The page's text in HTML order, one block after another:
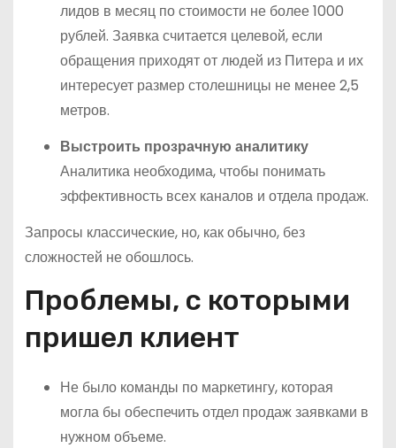
лидов в месяц по стоимости не более 1000
рублей. Заявка считается целевой, если
обращения приходят от людей из Питера и их
интересует размер столешницы не менее 2,5
метров.
Выстроить прозрачную аналитику
Аналитика необходима, чтобы понимать
эффективность всех каналов и отдела продаж.
Запросы классические, но, как обычно, без
сложностей не обошлось.
Проблемы, с которыми
пришел клиент
Не было команды по маркетингу, которая
могла бы обеспечить отдел продаж заявками в
нужном объеме.